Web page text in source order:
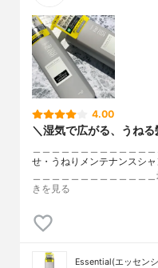
4.00
＼湿気で広がる、うねる
＿＿＿＿＿＿＿＿＿＿＿＿
せ・うねりメンテナンスシ
＿＿＿＿＿＿＿＿＿＿＿＿
きを見る
Essential(エッセン